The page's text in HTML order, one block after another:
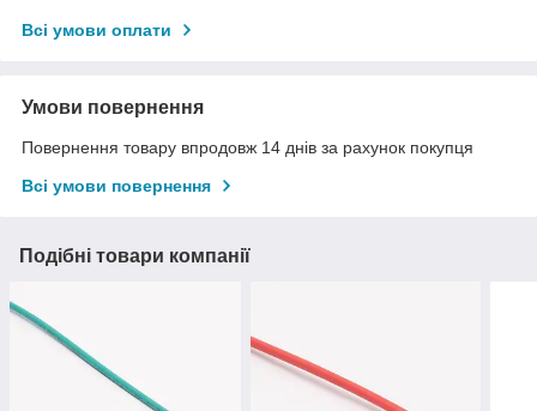
Всі умови оплати
Умови повернення
Повернення товару впродовж 14 днів за рахунок покупця
Всі умови повернення
Подібні товари компанії